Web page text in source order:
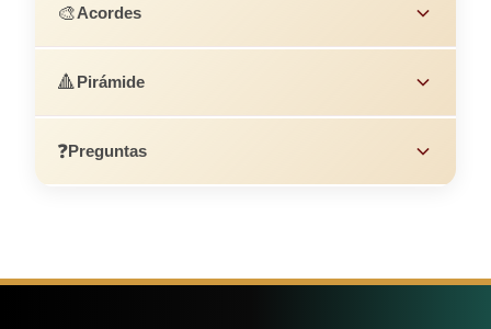
🎨Acordes
🔺Pirámide
❓Preguntas